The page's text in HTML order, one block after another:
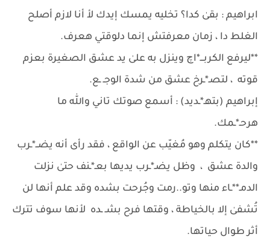
ابراهيم : بقىٰ كدا؟ تخليه يمسك إيدك لأ أنا لازم أصلح
الغلط دا ، زمان معرفتش إنما دلوقتي هعرف.
**ليرفع الكربـــ*اچ وينزل به علىٰ يد عشق الصغيرة بعزم
قوته ، لتصـ*ـرخ عشق من شدة الوجـ ـع.
إبراهيم (بتهـ*ـديد) : أسمع صوتك تاني وﷲ ما
هرحـ*ـمك.
**كان يتكلم وهو مُغيّب عن الواقع ، فقد رأى أنه يضــ*ـرب
والدة عشق ، وظل يضـ*ـرب يديها بعـ*ـنف حتىٰ نزلت
الدمـ**ـاء منها وتو..رمت وجُرحت بشده وقد علم أنها لن
تُشفىٰ إلا بالخياطة ، وقتها فرح بشـ ـده لأنها سوف تترك
أثر طوال حياتها.